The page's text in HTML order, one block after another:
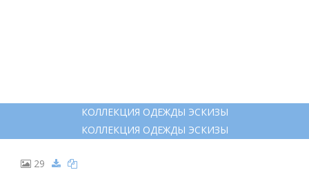
КОЛЛЕКЦИЯ ОДЕЖДЫ ЭСКИЗЫ
КОЛЛЕКЦИЯ ОДЕЖДЫ ЭСКИЗЫ
29